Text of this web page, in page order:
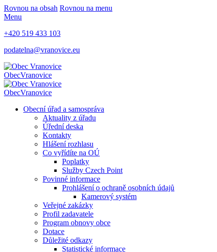
Rovnou na obsah Rovnou na menu
Menu
+420 519 433 103
podatelna@vranovice.eu
ObecVranovice
ObecVranovice
Obecní úřad a samospráva
Aktuality z úřadu
Úřední deska
Kontakty
Hlášení rozhlasu
Co vyřídíte na OÚ
Poplatky
Služby Czech Point
Povinné informace
Prohlášení o ochraně osobních údajů
Kamerový systém
Veřejné zakázky
Profil zadavatele
Program obnovy obce
Dotace
Důležité odkazy
Statistické informace